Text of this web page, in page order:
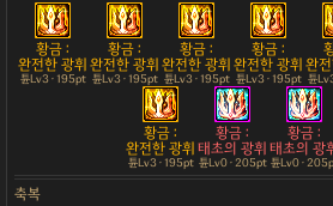
황금 :
완전한 광휘
튠Lv3 · 195pt
황금 :
완전한 광휘
튠Lv3 · 195pt
황금 :
완전한 광휘
튠Lv3 · 195pt
황금 :
완전한 광휘
튠Lv3 · 195pt
완
튠
황금 :
완전한 광휘
튠Lv3 · 195pt
황금 :
태초의 광휘
튠Lv0 · 205pt
황금 :
태초의 광
튠Lv0 ·
축복